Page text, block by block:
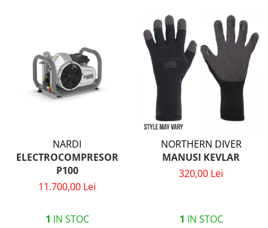
NARDI
ELECTROCOMPRESOR
P100
11.700,00 Lei
1 IN STOC
NORTHERN DIVER
MANUSI KEVLAR
320,00 Lei
1 IN STOC